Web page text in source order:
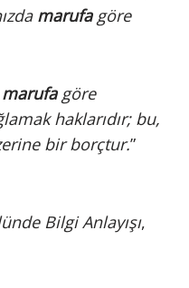
marufagöre
marufa göre
haklarıdır; bu,
bir borçtur.”
Bilgi Anlayışı,